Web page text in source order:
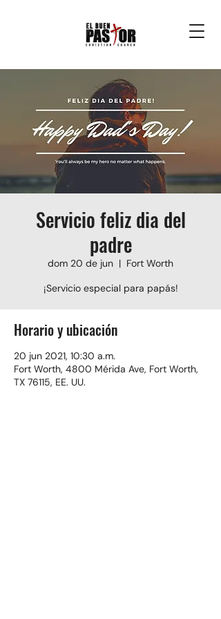
Servicio feliz dia del
padre
dom 20 de jun
  |
Fort Worth
¡Servicio especial para papás!
Horario y ubicación
20 jun 2021, 10:30 a.m.
Fort Worth, 4800 Mérida Ave, Fort Worth,
TX 76115, EE. UU.